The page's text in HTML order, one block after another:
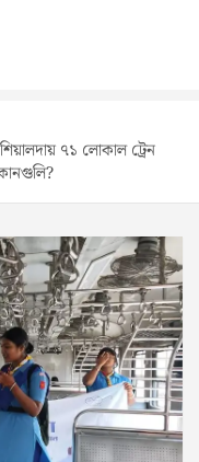
৭১ লোকাল ট্রেন